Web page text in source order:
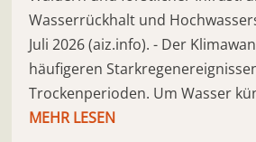
Wasserrückhalt und
Juli 2026 (aiz.info). - Der
häufigeren
Trockenperioden. Um Wasser
MEHR LESEN